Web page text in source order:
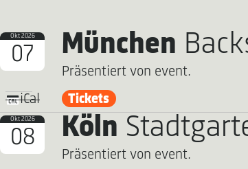
Okt 2026
07
iCal
München
Präsentiert von event.
Tickets
Okt 2026
08 Köln
Präsentiert von event.